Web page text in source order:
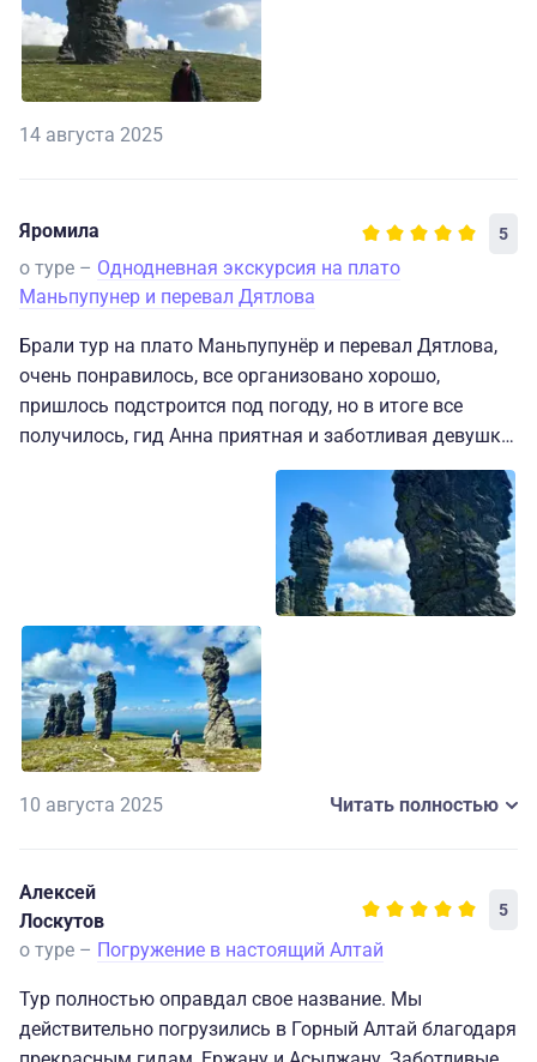
14 августа 2025
Яромила 5
о туре – Однодневная экскурсия на плато
Маньпупунер и перевал Дятлова
Брали тур на плато Маньпупунёр и перевал Дятлова,
очень понравилось, все организовано хорошо,
пришлось подстроится под погоду, но в итоге все
получилось, гид Анна приятная и заботливая девушка,
здорово, что можно на вертолете слетать в
труднодоступные места, куда летом либо вертолетом,
либо пешком 7 суток, я не смогу выдержать такой
поход, поэтому для меня туры на вертолете -
шикарная возможность. Плато Маньпупунер - очень
красивое место с 200 млн летней историей. Спасибо.
10 августа 2025 Читать полностью
Алексей
Лоскутов
5
о туре – Погружение в настоящий Алтай
Тур полностью оправдал свое название. Мы
действительно погрузились в Горный Алтай благодаря